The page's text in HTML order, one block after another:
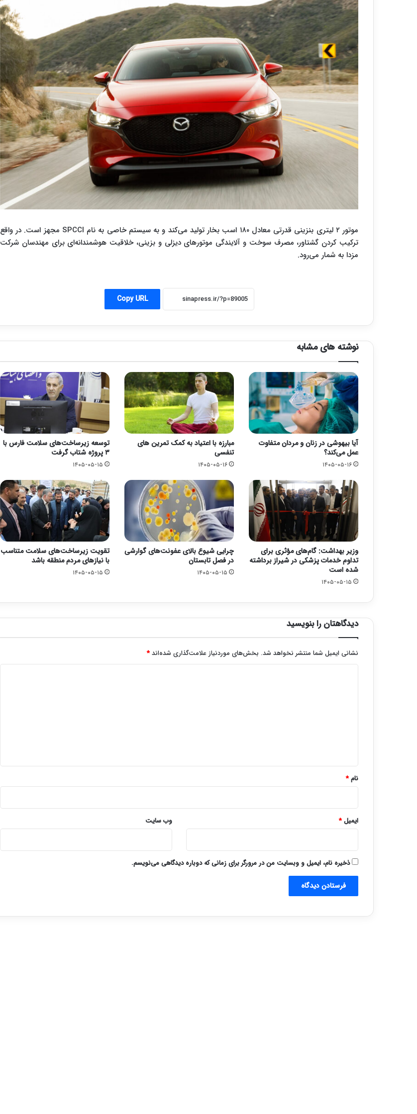
موتور ۲ لیتری بنزینی قدرتی معادل ۱۸۰ اسب بخار تولید می‌کند و به سیستم خاصی به نام SPCCI مجهز است. در واقع
ترکیب کردن گشتاور، مصرف سوخت و آلایندگی موتورهای دیزلی و بزینی، خلاقیت هوشمندانه‌ای برای مهندسان شرکت
مزدا به شمار می‌رود.
Copy URL
نوشته های مشابه
آیا بیهوشی در زنان و مردان متفاوت
عمل می‌کند؟
۱۴۰۵-۰۵-۱۶
مبارزه با اعتیاد به کمک تمرین های
تنفسی
۱۴۰۵-۰۵-۱۶
توسعه زیرساخت‌های سلامت فارس با
۳ پروژه شتاب گرفت
۱۴۰۵-۰۵-۱۵
وزیر بهداشت: گام‌های مؤثری برای
تداوم خدمات پزشکی در شیراز برداشته
شده است
۱۴۰۵-۰۵-۱۵
چرایی شیوع بالای عفونت‌های گوارشی
در فصل تابستان
۱۴۰۵-۰۵-۱۵
تقویت زیرساخت‌های سلامت متناسب
با نیازهای مردم منطقه باشد
۱۴۰۵-۰۵-۱۵
دیدگاهتان را بنویسید
نشانی ایمیل شما منتشر نخواهد شد. بخش‌های موردنیاز علامت‌گذاری شده‌اند*
نام*
ایمیل* وب‌ سایت
ذخیره نام، ایمیل و وبسایت من در مرورگر برای زمانی که دوباره دیدگاهی می‌نویسم.